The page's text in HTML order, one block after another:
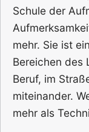
Schule der
mehr. Sie ist
Bereichen des
Beruf, im
miteinander.
mehr als